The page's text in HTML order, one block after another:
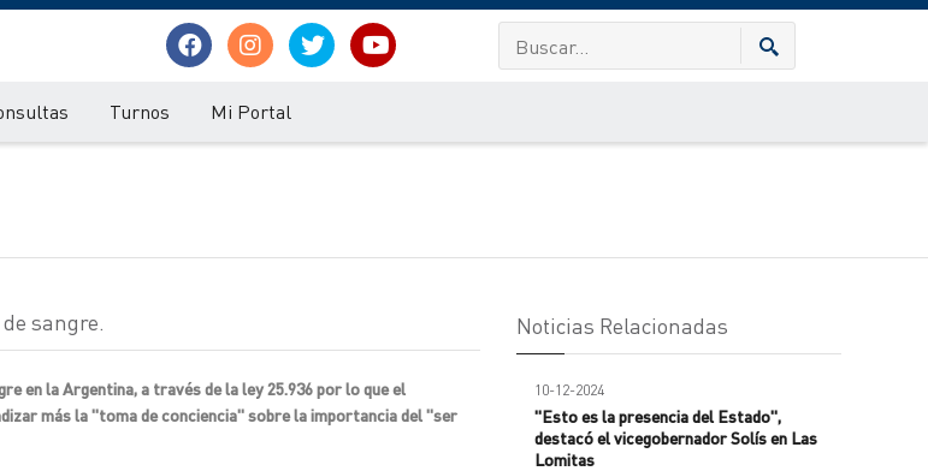
Turnos Mi Portal
sangre.
en la Argentina, a través de la ley 25.936 por lo que el
más la "toma de conciencia" sobre la importancia del "ser
Noticias Relacionadas
10-12-2024
"Esto es la presencia del Estado",
destacó el vicegobernador Solís en Las
Lomitas